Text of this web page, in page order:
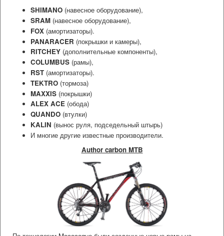
SHIMANO (навесное оборудование),
SRAM (навесное оборудование),
FOX (амортизаторы).
PANARACER (покрышки и камеры),
RITCHEY (дополнительные компоненты),
COLUMBUS (рамы),
RST (амортизаторы).
TEKTRO (тормоза)
MAXXIS (покрышки)
ALEX ACE (обода)
QUANDO (втулки)
KALIN (вынос руля, подседельный штырь)
И многие другие известные производители.
Author carbon MTB